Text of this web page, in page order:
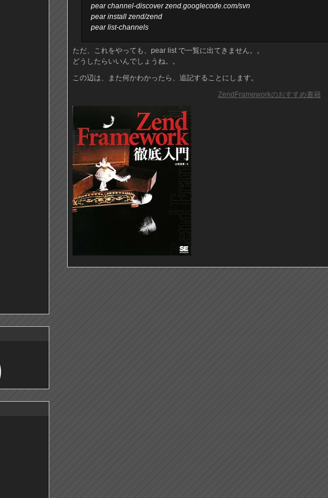
pear channel-discover zend.googlecode.com/svn
pear install zend/zend
pear list-channels
ただ、これをやっても、pear list で一覧に出てきません。。
どうしたらいいんでしょうね。。
この辺は、また何かわかったら、追記することにします。
ZendFrameworkのおすすめ書籍